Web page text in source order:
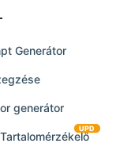
Generátor
generátor
UPD